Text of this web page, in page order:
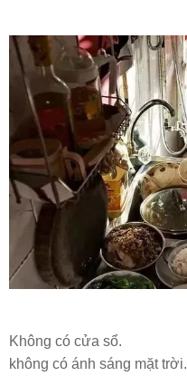
Không có cửa sổ.
không có ánh sáng mặt trời.